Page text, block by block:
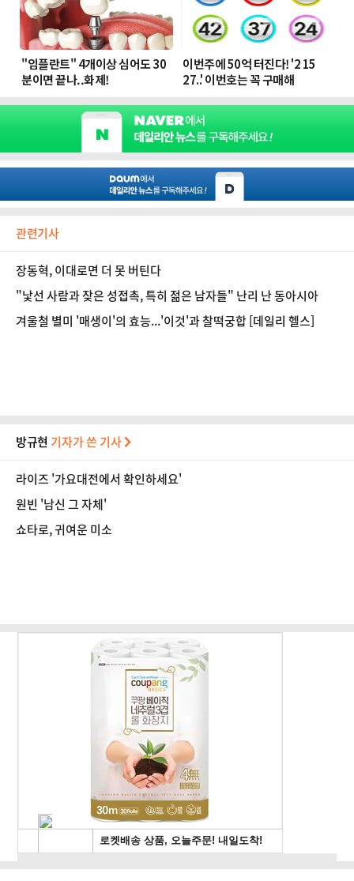
관련기사
장동혁, 이대로면 더 못 버틴다
"낯선 사람과 잦은 성접촉, 특히 젊은 남자들" 난리 난 동아시아
겨울철 별미 '매생이'의 효능...'이것'과 찰떡궁합 [데일리 헬스]
방규현 기자가 쓴 기사
라이즈 '가요대전에서 확인하세요'
원빈 '남신 그 자체'
쇼타로, 귀여운 미소